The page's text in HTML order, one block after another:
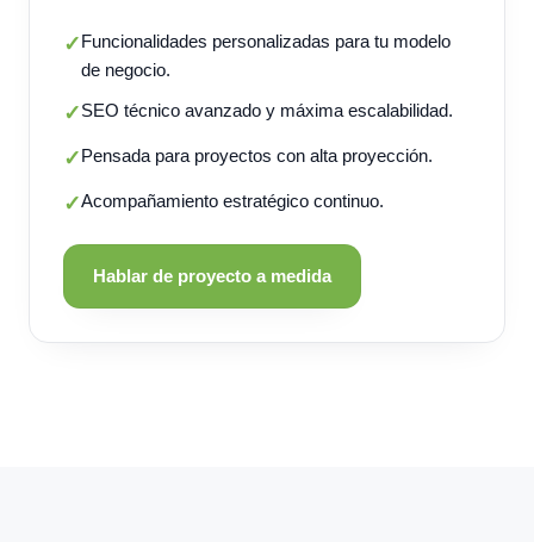
✓Funcionalidades personalizadas para tu modelo
de negocio.
✓SEO técnico avanzado y máxima escalabilidad.
✓Pensada para proyectos con alta proyección.
✓Acompañamiento estratégico continuo.
Hablar de proyecto a medida